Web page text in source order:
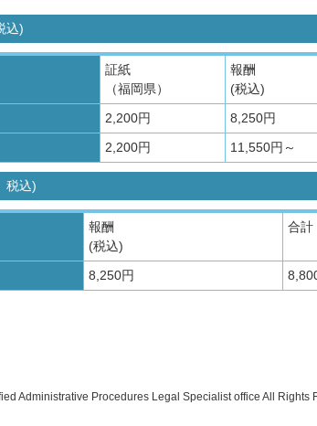
込)
証紙
（福岡県）
報酬
(税込)
2,200円 8,250円
2,200円 11,550円～
税込)
報酬
(税込)
合計
8,250円
Administrative Procedures Legal Specialist office All Rights